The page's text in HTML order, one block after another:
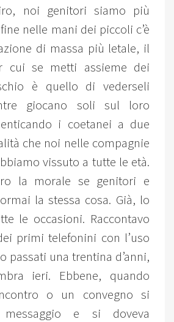
noi genitori siamo più
nelle mani dei piccoli c’è
di massa più letale, il
cui se metti assieme dei
è quello di vederseli
giocano soli sul loro
i coetanei a due
che noi nelle compagnie
vissuto a tutte le età.
la morale se genitori e
la stessa cosa. Già, lo
le occasioni. Raccontavo
primi telefonini con l’uso
passati una trentina d’anni,
ieri. Ebbene, quando
o un convegno si
e si doveva